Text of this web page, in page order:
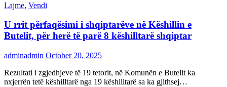
Lajme, Vendi
U rrit përfaqësimi i shqiptarëve në Këshillin e
Butelit, për herë të parë 8 këshilltarë shqiptar
adminadmin October 20, 2025
Rezultati i zgjedhjeve të 19 tetorit, në Komunën e Butelit ka
nxjerrën tetë këshilltarë nga 19 këshilltarë sa ka gjithsej…